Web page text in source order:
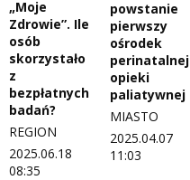
„Moje
Zdrowie”. Ile
osób
skorzystało
z
bezpłatnych
badań?
REGION
2025.06.18
08:35
powstanie
pierwszy
ośrodek
perinatalnej
opieki
paliatywnej
MIASTO
2025.04.07
11:03